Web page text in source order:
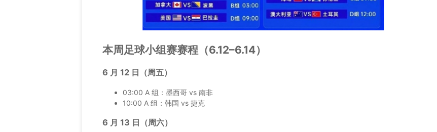
本周足球小组赛赛程（6.12–6.14）
6 月 12 日（周五）
03:00 A 组：墨西哥 vs 南非
10:00 A 组：韩国 vs 捷克
6 月 13 日（周六）